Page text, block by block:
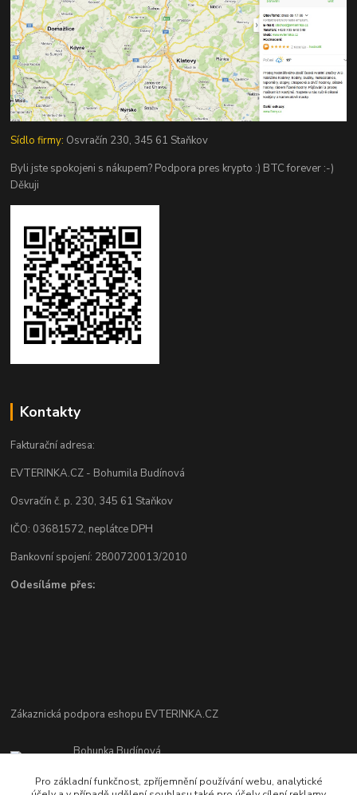
Sídlo firmy: Osvračín 230, 345 61 Staňkov
Byli jste spokojeni s nákupem? Podpora pres krypto :) BTC forever :-)
Děkuji
Kontakty
Fakturační adresa:
EVTERINKA.CZ - Bohumila Budínová
Osvračín č. p. 230, 345 61 Staňkov
IČO: 03681572, neplátce DPH
Bankovní spojení: 2800720013/2010
Odesíláme přes:
Zákaznická podpora eshopu EVTERINKA.CZ
Bohunka Budínová
(Po-Pá - 9:00-17:00hod, So 8:00-12:00hod)
Pro základní funkčnost, zpříjemnění používání webu, analytické